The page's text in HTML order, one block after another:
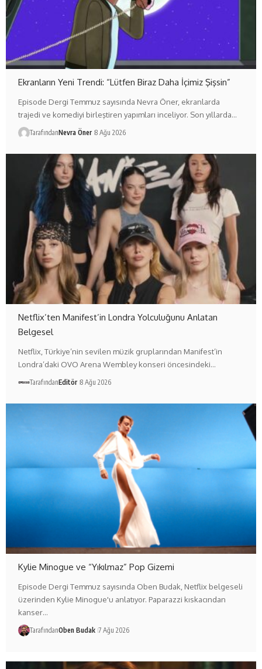
Ekranların Yeni Trendi: “Lütfen Biraz Daha İçimiz Şişsin”
Episode Dergi Temmuz sayısında Nevra Öner, ekranlarda
trajedi ve komediyi birleştiren yapımları inceliyor. Son yıllarda…
TarafındanNevra Öner 8 Ağu 2026
Netflix’ten Manifest’in Londra Yolculuğunu Anlatan
Belgesel
Netflix, Türkiye’nin sevilen müzik gruplarından Manifest’in
Londra’daki OVO Arena Wembley konseri öncesindeki…
TarafındanEditör 8 Ağu 2026
Kylie Minogue ve “Yıkılmaz” Pop Gizemi
Episode Dergi Temmuz sayısında Oben Budak, Netflix belgeseli
üzerinden Kylie Minogue'u anlatıyor. Paparazzi kıskacından
kanser…
TarafındanOben Budak 7 Ağu 2026